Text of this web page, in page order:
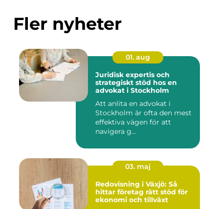
Fler nyheter
01. aug
Juridisk expertis och
strategiskt stöd hos en
advokat i Stockholm
Att anlita en advokat i
Stockholm är ofta den mest
effektiva vägen för att
navigera g...
03. maj
Redovisning i Växjö: Så
hittar företag rätt stöd för
ekonomi och tillväxt